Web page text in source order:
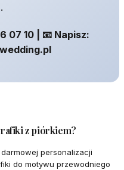
07 10 | 📧 Napisz:
z piórkiem?
personalizacji
do motywu przewodniego